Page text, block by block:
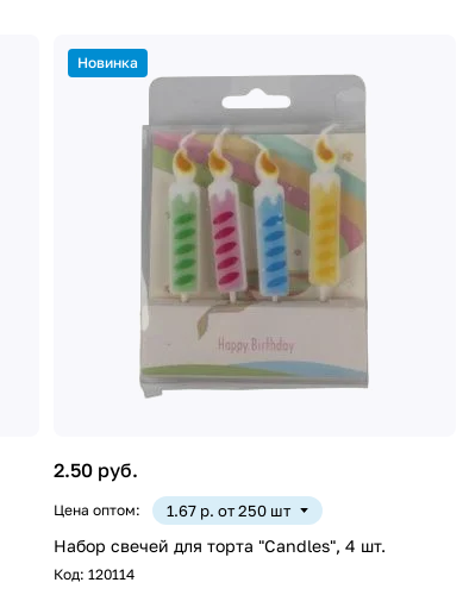
Новинка
2.50 руб.
Цена оптом: 1.67 р. от 250 шт
Набор свечей для торта "Candles", 4 шт.
Код: 120114